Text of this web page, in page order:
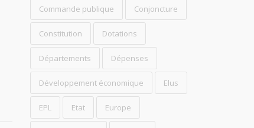
Commande publique Conjoncture
Constitution Dotations
Départements Dépenses
Développement économique Elus
EPL Etat Europe